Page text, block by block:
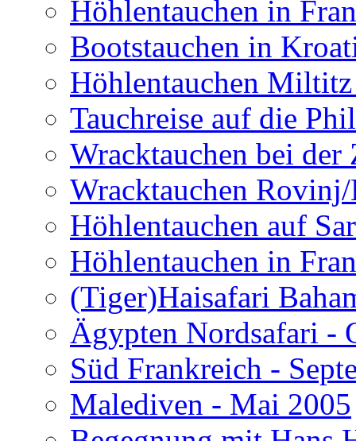
Höhlentauchen in
Bootstauchen in
Höhlentauchen
Tauchreise auf die
Wracktauchen bei der
Wracktauchen
Höhlentauchen auf
Höhlentauchen in
(Tiger)Haisafari
Ägypten Nordsafari -
Süd Frankreich -
Malediven - Mai 2005